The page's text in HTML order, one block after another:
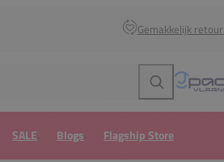
Gemakkelijk
Zoeken
SALE Blogs Flagship Store